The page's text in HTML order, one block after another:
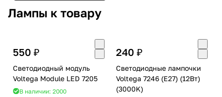
Лампы к товару
550 ₽
Светодиодный модуль
Voltega Module LED 7205
В наличии: 2000
240 ₽
Светодиодные лампочки
Voltega 7246 (E27) (12Вт)
(3000K)